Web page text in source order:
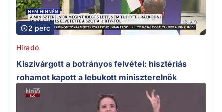
2 perc
Híradó
Kiszivárgott a botrányos felvétel: hisztériás
rohamot kapott a lebukott miniszterelnök